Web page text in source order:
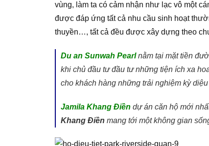
vùng, làm ta có cảm nhận như lạc vô một
được đáp ứng tất cả nhu cầu sinh hoạt
thuyền…, tất cả đều được xây dựng theo
Du an Sunwah Pearl nằm tại mặt tiền
khi chủ đầu tư đầu tư những tiện ích xa
cho khách hàng những trải nghiệm kỳ
Jamila Khang Điền dự án căn hộ mới
Khang Điền mang tới một không gian